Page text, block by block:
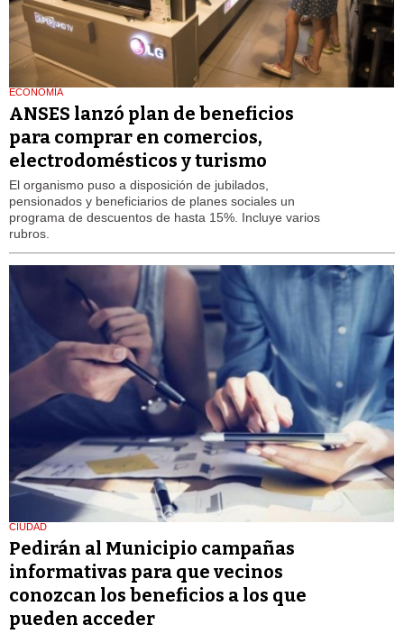
ECONOMÍA
ANSES lanzó plan de beneficios
para comprar en comercios,
electrodomésticos y turismo
El organismo puso a disposición de jubilados,
pensionados y beneficiarios de planes sociales un
programa de descuentos de hasta 15%. Incluye varios
rubros.
CIUDAD
Pedirán al Municipio campañas
informativas para que vecinos
conozcan los beneficios a los que
pueden acceder